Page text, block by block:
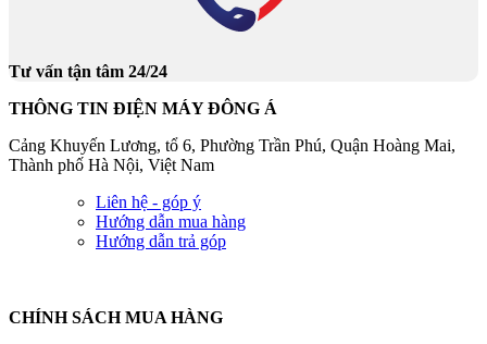
Tư vấn tận tâm 24/24
THÔNG TIN ĐIỆN MÁY ĐÔNG Á
Cảng Khuyến Lương, tổ 6, Phường Trần Phú, Quận Hoàng Mai,
Thành phố Hà Nội, Việt Nam
Liên hệ - góp ý
Hướng dẫn mua hàng
Hướng dẫn trả góp
CHÍNH SÁCH MUA HÀNG